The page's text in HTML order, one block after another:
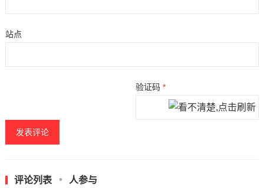
站点
验证码*
评论列表 人参与